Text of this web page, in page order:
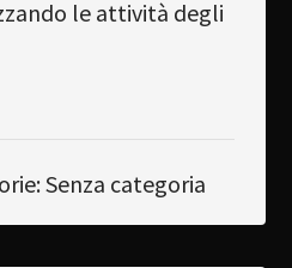
le attività degli
Senza categoria